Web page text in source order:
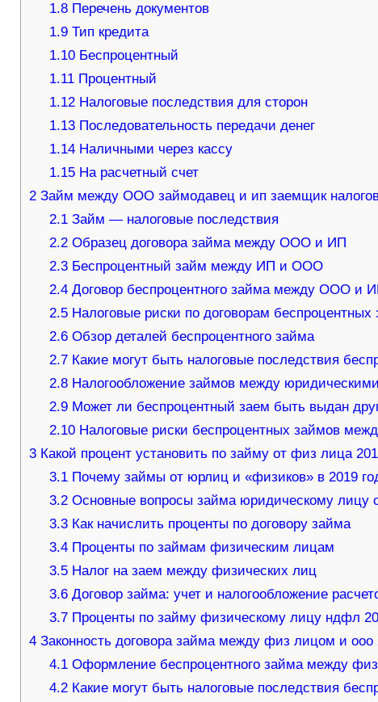
1.8 Перечень документов
1.9 Тип кредита
1.10 Беспроцентный
1.11 Процентный
1.12 Налоговые последствия для сторон
1.13 Последовательность передачи денег
1.14 Наличными через кассу
1.15 На расчетный счет
2Займ между ООО займодавец и ип заемщик
2.1 Займ — налоговые последствия
2.2 Образец договора займа между ООО и ИП
2.3 Беспроцентный займ между ИП и ООО
2.4 Договор беспроцентного займа между ООО и
2.5 Налоговые риски по договорам беспроцентных
2.6 Обзор деталей беспроцентного займа
2.7 Какие могут быть налоговые последствия
2.8 Налогообложение займов между
2.9 Может ли беспроцентный заем быть выдан
2.10 Налоговые риски беспроцентных займов
3Какой процент установить по займу от физ лица
3.1 Почему займы от юрлиц и «физиков» в 2019
3.2 Основные вопросы займа юридическому лицу
3.3 Как начислить проценты по договору займа
3.4 Проценты по займам физическим лицам
3.5 Налог на заем между физических лиц
3.6 Договор займа: учет и налогообложение
3.7 Проценты по займу физическому лицу ндфл
4Законность договора займа между физ лицом и ооо
4.1 Оформление беспроцентного займа между
4.2 Какие могут быть налоговые последствия